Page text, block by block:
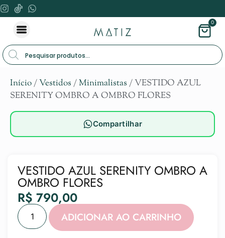
0
Início/Vestidos /Minimalistas / VESTIDO AZUL
SERENITY OMBRO A OMBRO FLORES
Compartilhar
VESTIDO AZUL SERENITY OMBRO A
OMBRO FLORES
R$ 790,00
ADICIONAR AO CARRINHO